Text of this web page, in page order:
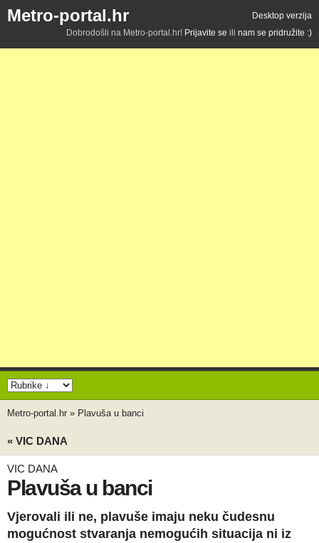
Metro-portal.hr
Desktop verzija
Dobrodošli na Metro-portal.hr! Prijavite se ili nam se pridružite :)
Metro-portal.hr » Plavuša u banci
« VIC DANA
VIC DANA
Plavuša u banci
Vjerovali ili ne, plavuše imaju neku čudesnu
mogućnost stvaranja nemogućih situacija ni iz